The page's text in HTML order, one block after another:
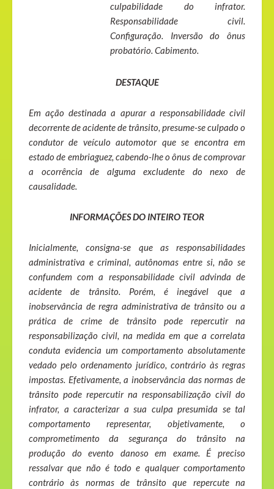
culpabilidade do infrator.
Responsabilidade civil.
Configuração. Inversão do ônus
probatório. Cabimento.
DESTAQUE
Em ação destinada a apurar a responsabilidade civil
decorrente de acidente de trânsito, presume-se culpado o
condutor de veículo automotor que se encontra em
estado de embriaguez, cabendo-lhe o ônus de comprovar
a ocorrência de alguma excludente do nexo de
causalidade.
INFORMAÇÕES DO INTEIRO TEOR
Inicialmente, consigna-se que as responsabilidades
administrativa e criminal, autônomas entre si, não se
confundem com a responsabilidade civil advinda de
acidente de trânsito. Porém, é inegável que a
inobservância de regra administrativa de trânsito ou a
prática de crime de trânsito pode repercutir na
responsabilização civil, na medida em que a correlata
conduta evidencia um comportamento absolutamente
vedado pelo ordenamento jurídico, contrário às regras
impostas. Efetivamente, a inobservância das normas de
trânsito pode repercutir na responsabilização civil do
infrator, a caracterizar a sua culpa presumida se tal
comportamento representar, objetivamente, o
comprometimento da segurança do trânsito na
produção do evento danoso em exame. É preciso
ressalvar que não é todo e qualquer comportamento
contrário às normas de trânsito que repercute na